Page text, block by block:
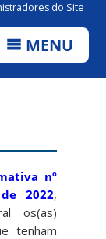
do Site
MENU
nº
2022,
os(as)
tenham